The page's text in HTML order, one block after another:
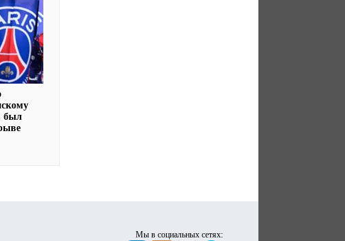
был
Мы в социальных сетях: